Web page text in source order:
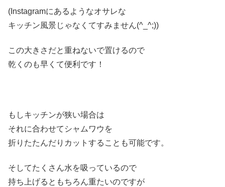
(Instagramにあるようなオサレな
キッチン風景じゃなくてすみません(^_^;))
この大きさだと重ねないで置けるので
乾くのも早くて便利です！
もしキッチンが狭い場合は
それに合わせてシャムワウを
折りたたんだりカットすることも可能です。
そしてたくさん水を吸っているので
持ち上げるともちろん重たいのですが